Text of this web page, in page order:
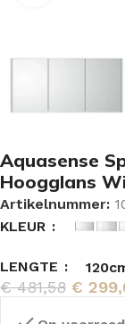
Aquasense
Hoogglans
Artikelnummer:
KLEUR
LENGTE
€481,58 €